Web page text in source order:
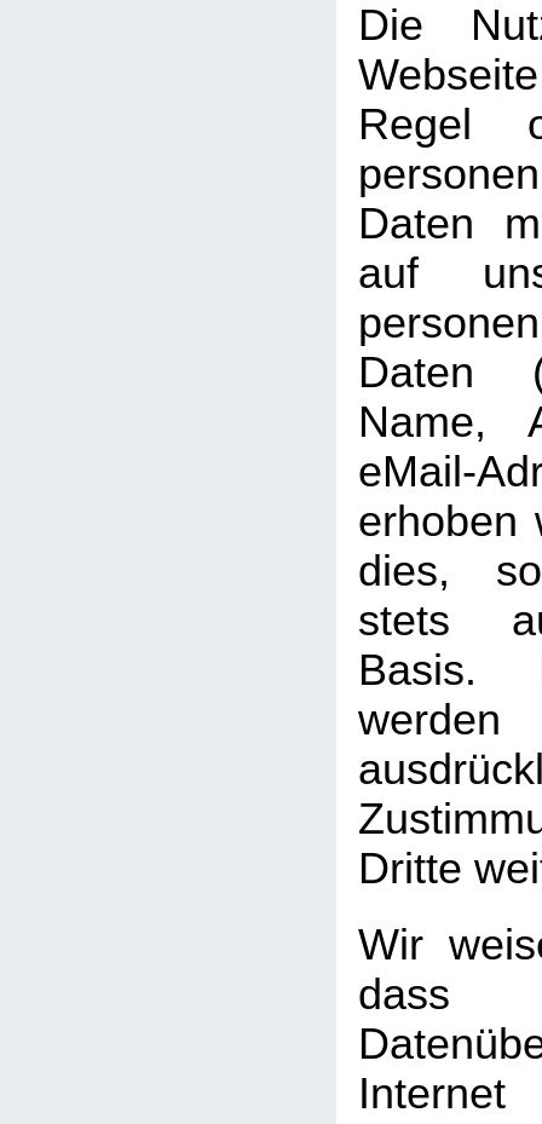
Die
Regel
Daten
auf
Daten
Name,
eMail-
erhoben
dies,
stets
Basis.
Dritte
Wir